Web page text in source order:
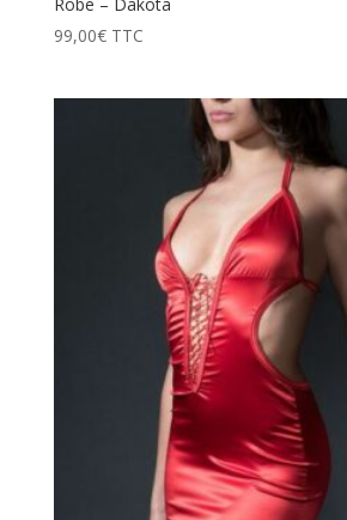
99,00€ TTC